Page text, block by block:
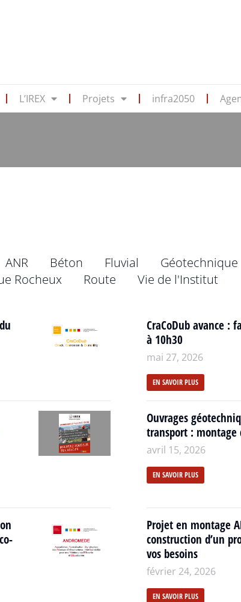
L’IREX Projets infra2050
ANR Béton Fluvial Géotechnique
Rocheux Route Vie de l'Institut
CraCoDub avance
à 10h30
mai 27, 2026
EN SAVOIR PLUS
Ouvrages
transport :
avril 15, 2026
EN SAVOIR PLUS
Projet en montage
construction d’un
vos besoins
février 24, 2026
EN SAVOIR PLUS